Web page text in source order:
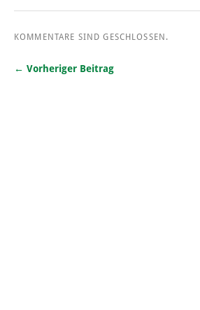
KOMMENTARE SIND GESCHLOSSEN.
← Vorheriger Beitrag